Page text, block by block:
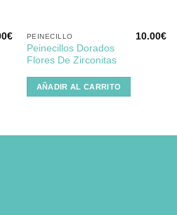
€ PEINECILLO
Peinecillos Dorados
Flores De Zirconitas
10.00€
AÑADIR AL CARRITO